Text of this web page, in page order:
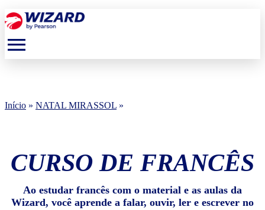
menu
Início » NATAL MIRASSOL »
CURSO DE FRANCÊS
Ao estudar francês com o material e as aulas da
Wizard, você aprende a falar, ouvir, ler e escrever no